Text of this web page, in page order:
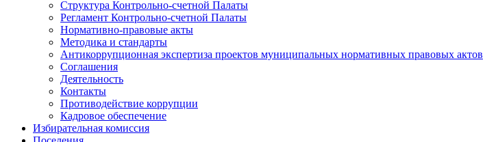
Структура Контрольно-счетной Палаты
Регламент Контрольно-счетной Палаты
Нормативно-правовые акты
Методика и стандарты
Антикоррупционная экспертиза проектов муниципальных нормативных правовых актов
Соглашения
Деятельность
Контакты
Противодействие коррупции
Кадровое обеспечение
Избирательная комиссия